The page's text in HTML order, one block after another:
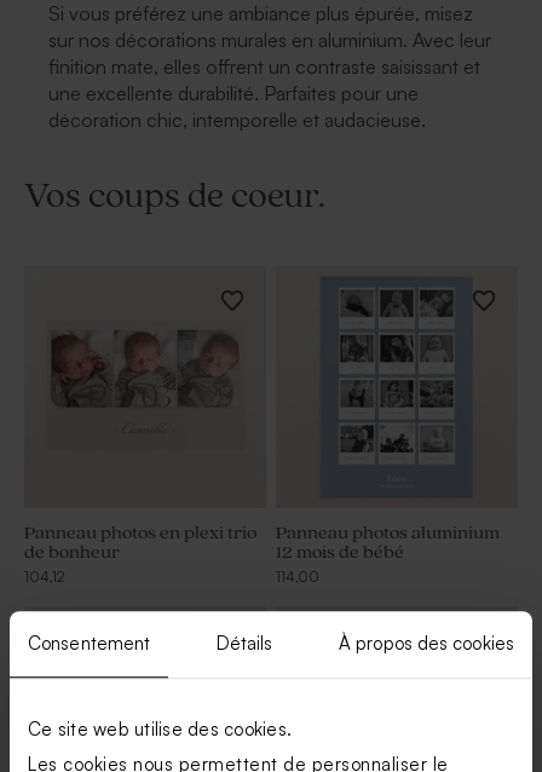
Consentement Détails À propos des cookies
Ce site web utilise des cookies.
Les cookies nous permettent de personnaliser le
Si vous préférez une ambiance plus épurée, misez
sur nos décorations murales en aluminium. Avec leur
finition mate, elles offrent un contraste saisissant et
une excellente durabilité. Parfaites pour une
décoration chic, intemporelle et audacieuse.
Vos coups de coeur.
Panneau photos en plexi trio
de bonheur
104,12
Panneau photos aluminium
12 mois de bébé
114,00